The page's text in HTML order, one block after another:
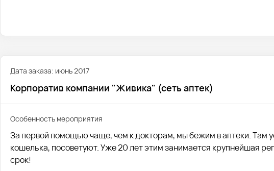
Дата заказа: июнь 2017
Корпоратив компании "Живика" (сеть аптек)
Особенность мероприятия
За первой помощью чаще, чем к докторам, мы бежим в аптеки. Там
кошелька, посоветуют. Уже 20 лет этим занимается крупнейшая
срок!